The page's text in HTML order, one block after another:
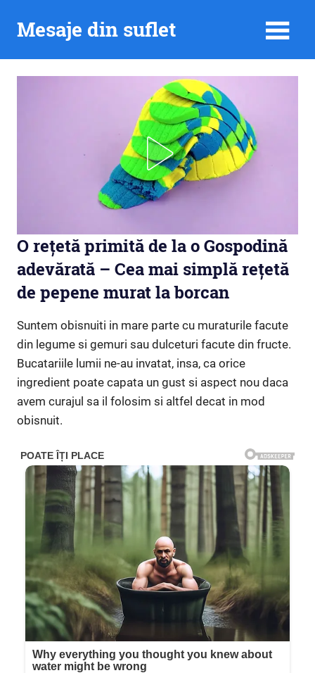
Mesaje din suflet
O rețetă primită de la o Gospodină
adevărată – Cea mai simplă rețetă
de pepene murat la borcan
Suntem obisnuiti in mare parte cu muraturile facute
din legume si gemuri sau dulceturi facute din fructe.
Bucatariile lumii ne-au invatat, insa, ca orice
ingredient poate capata un gust si aspect nou daca
avem curajul sa il folosim si altfel decat in mod
obisnuit.